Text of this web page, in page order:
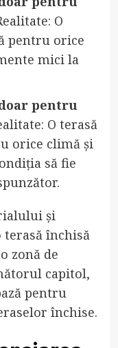
O
pentru orice
mici la
pentru
O terasă
orice climă și
să fie
și
închisă
zonă de
capitol,
pentru
închise.